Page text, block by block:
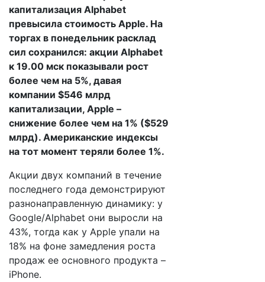
капитализация Alphabet
превысила стоимость Apple. На
торгах в понедельник расклад
сил сохранился: акции Alphabet
к 19.00 мск показывали рост
более чем на 5%, давая
компании $546 млрд
капитализации, Apple –
снижение более чем на 1% ($529
млрд). Американские индексы
на тот момент теряли более 1%.
Акции двух компаний в течение
последнего года демонстрируют
разнонаправленную динамику: у
Google/Alphabet они выросли на
43%, тогда как у Apple упали на
18% на фоне замедления роста
продаж ее основного продукта –
iPhone.